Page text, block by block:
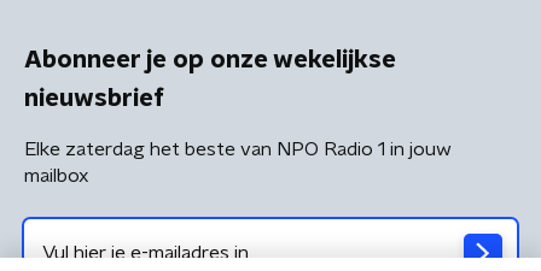
Abonneer je op onze wekelijkse
nieuwsbrief
Elke zaterdag het beste van NPO Radio 1 in jouw
mailbox